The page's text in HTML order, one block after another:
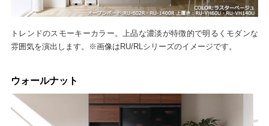
トレンドのスモーキーカラー。上品な濃淡が特徴的で明るくモダンな
雰囲気を演出します。※画像はRU/RLシリーズのイメージです。
ウォールナット